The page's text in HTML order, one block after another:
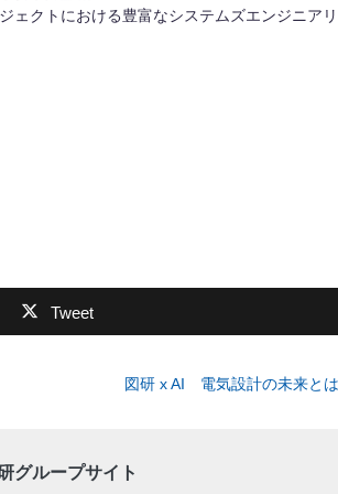
ェクトにおける豊富なシステムズエンジニア
Tweet
図研 x AI 電気設計の未来と
グループサイト